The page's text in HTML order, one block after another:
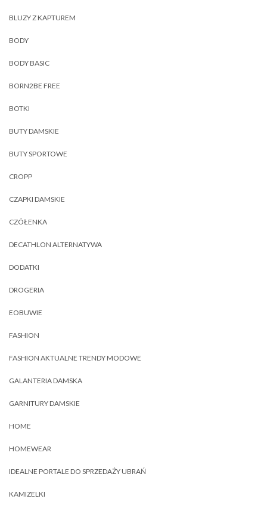
BLUZY Z KAPTUREM
BODY
BODY BASIC
BORN2BE FREE
BOTKI
BUTY DAMSKIE
BUTY SPORTOWE
CROPP
CZAPKI DAMSKIE
CZÓŁENKA
DECATHLON ALTERNATYWA
DODATKI
DROGERIA
EOBUWIE
FASHION
FASHION AKTUALNE TRENDY MODOWE
GALANTERIA DAMSKA
GARNITURY DAMSKIE
HOME
HOMEWEAR
IDEALNE PORTALE DO SPRZEDAŻY UBRAŃ
KAMIZELKI